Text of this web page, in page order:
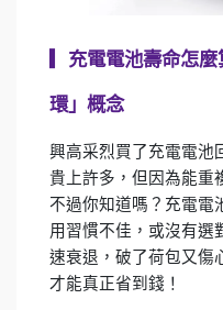
充電電池壽命怎
環」概念
興高采烈買了充電電池
貴上許多，但因為能重
不過你知道嗎？充電電
用習慣不佳，或沒有選
速衰退，破了荷包又傷
才能真正省到錢！